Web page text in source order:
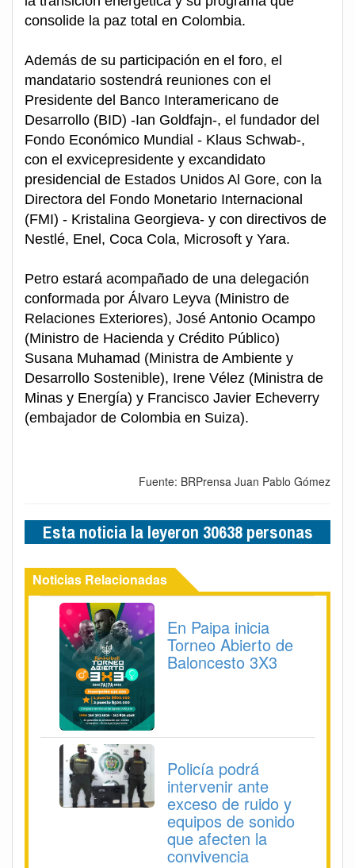
consolide la paz total en Colombia.
Además de su participación en el foro, el
mandatario sostendrá reuniones con el
Presidente del Banco Interamericano de
Desarrollo (BID) -Ian Goldfajn-, el fundador del
Fondo Económico Mundial - Klaus Schwab-,
con el exvicepresidente y excandidato
presidencial de Estados Unidos Al Gore, con la
Directora del Fondo Monetario Internacional
(FMI) - Kristalina Georgieva- y con directivos de
Nestlé, Enel, Coca Cola, Microsoft y Yara.
Petro estará acompañado de una delegación
conformada por Álvaro Leyva (Ministro de
Relaciones Exteriores), José Antonio Ocampo
(Ministro de Hacienda y Crédito Público)
Susana Muhamad (Ministra de Ambiente y
Desarrollo Sostenible), Irene Vélez (Ministra de
Minas y Energía) y Francisco Javier Echeverry
(embajador de Colombia en Suiza).
Fuente: BRPrensa Juan Pablo Gómez
Esta noticia la leyeron 30638 personas
Noticias Relacionadas
En Paipa inicia
Torneo Abierto de
Baloncesto 3X3
Policía podrá
intervenir ante
exceso de ruido y
equipos de sonido
que afecten la
convivencia